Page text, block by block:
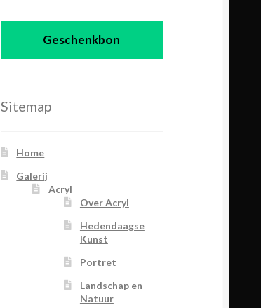
Geschenkbon
Sitemap
Home
Galerij
Acryl
Over Acryl
Hedendaagse
Kunst
Portret
Landschap en
Natuur